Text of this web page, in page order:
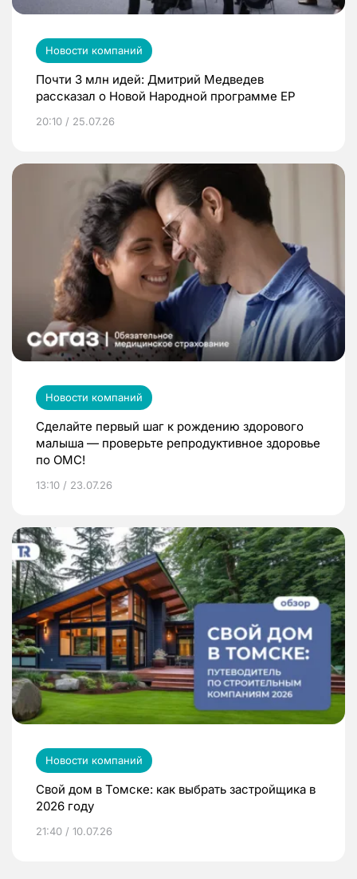
Новости компаний
Почти 3 млн идей: Дмитрий Медведев
рассказал о Новой Народной программе ЕР
20:10 / 25.07.26
Новости компаний
Сделайте первый шаг к рождению здорового
малыша — проверьте репродуктивное здоровье
по ОМС!
13:10 / 23.07.26
Новости компаний
Свой дом в Томске: как выбрать застройщика в
2026 году
21:40 / 10.07.26